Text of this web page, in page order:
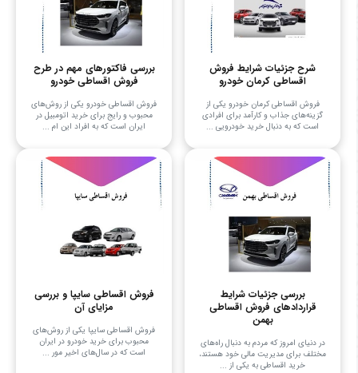
شرح جزئیات شرایط فروش
اقساطی کرمان خودرو
فروش اقساطی کرمان خودرو یکی از
گزینه‌های جذاب و کارآمد برای افرادی
است که به دنبال خرید خودرویی ...
بررسی فاکتورهای مهم در طرح
فروش اقساطی خودرو
فروش اقساطی خودرو یکی از روش‌های
محبوب و رایج برای خرید اتومبیل در
ایران است که به افراد این ام ...
بررسی جزئیات شرایط
قراردادهای فروش اقساطی
بهمن
در دنیای امروز که مردم به دنبال راه‌های
مختلف برای مدیریت مالی خود هستند،
خرید اقساطی به یکی از ...
فروش اقساطی سایپا و بررسی
مزایای آن
فروش اقساطی سایپا یکی از روش‌های
محبوب برای خرید خودرو در ایران
است که در سال‌های اخیر مور ...